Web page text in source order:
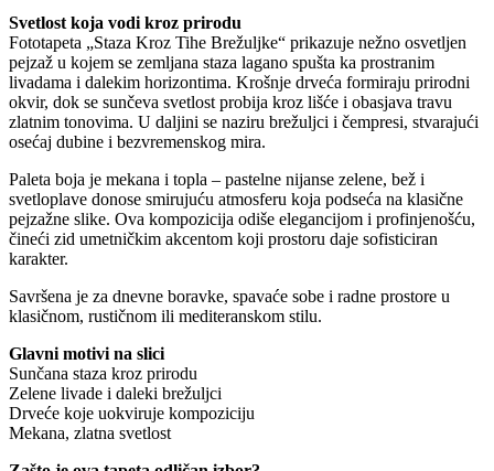
Svetlost koja vodi kroz prirodu
Fototapeta „Staza Kroz Tihe Brežuljke“ prikazuje nežno osvetljen
pejzaž u kojem se zemljana staza lagano spušta ka prostranim
livadama i dalekim horizontima. Krošnje drveća formiraju prirodni
okvir, dok se sunčeva svetlost probija kroz lišće i obasjava travu
zlatnim tonovima. U daljini se naziru brežuljci i čempresi, stvarajući
osećaj dubine i bezvremenskog mira.
Paleta boja je mekana i topla – pastelne nijanse zelene, bež i
svetloplave donose smirujuću atmosferu koja podseća na klasične
pejzažne slike. Ova kompozicija odiše elegancijom i profinjenošću,
čineći zid umetničkim akcentom koji prostoru daje sofisticiran
karakter.
Savršena je za dnevne boravke, spavaće sobe i radne prostore u
klasičnom, rustičnom ili mediteranskom stilu.
Glavni motivi na slici
Sunčana staza kroz prirodu
Zelene livade i daleki brežuljci
Drveće koje uokviruje kompoziciju
Mekana, zlatna svetlost